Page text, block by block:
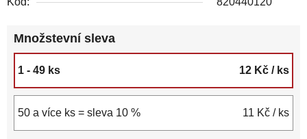
Množstevní sleva
1 - 49 ks 12 Kč / ks
50 a více ks = sleva 10 % 11 Kč / ks